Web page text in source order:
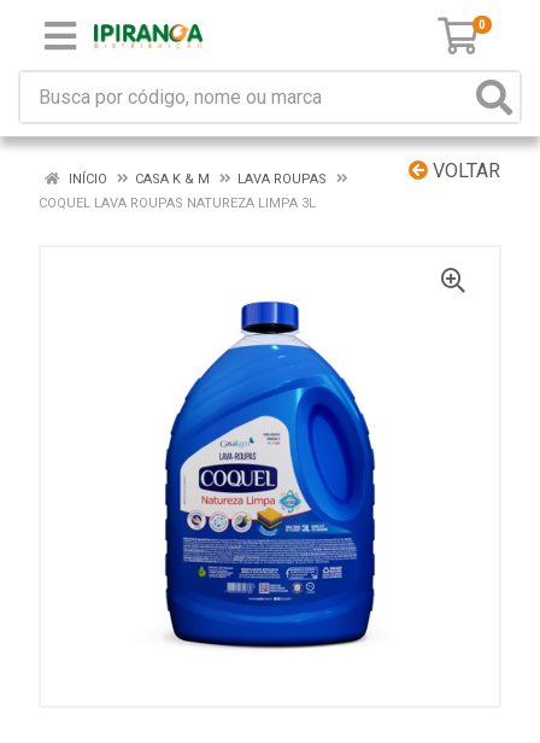
0
VOLTAR
INÍCIO CASA K & M
LAVA ROUPAS
COQUEL LAVA ROUPAS NATUREZA LIMPA 3L